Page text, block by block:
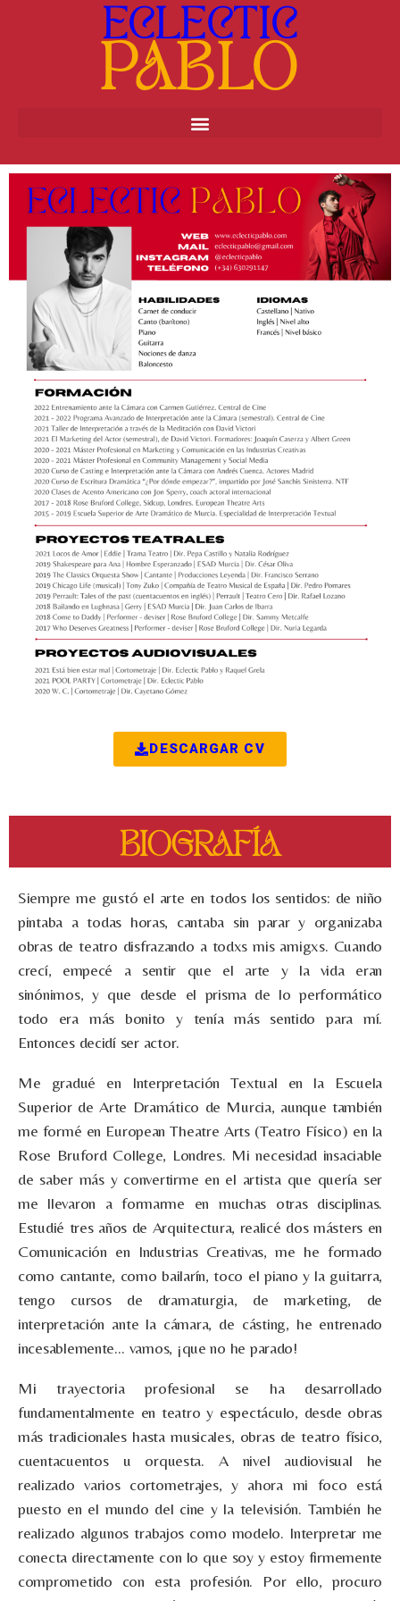
ECLECTIC
PABLO
DESCARGAR CV
BIOGRAFÍA
Siempre me gustó el arte en todos los sentidos: de niño
pintaba a todas horas, cantaba sin parar y organizaba
obras de teatro disfrazando a todxs mis amigxs. Cuando
crecí, empecé a sentir que el arte y la vida eran
sinónimos, y que desde el prisma de lo performático
todo era más bonito y tenía más sentido para mí.
Entonces decidí ser actor.
Me gradué en Interpretación Textual en la Escuela
Superior de Arte Dramático de Murcia, aunque también
me formé en European Theatre Arts (Teatro Físico) en la
Rose Bruford College, Londres. Mi necesidad insaciable
de saber más y convertirme en el artista que quería ser
me llevaron a formarme en muchas otras disciplinas.
Estudié tres años de Arquitectura, realicé dos másters en
Comunicación en Industrias Creativas, me he formado
como cantante, como bailarín, toco el piano y la guitarra,
tengo cursos de dramaturgia, de marketing, de
interpretación ante la cámara, de cásting, he entrenado
incesablemente… vamos, ¡que no he parado!
Mi trayectoria profesional se ha desarrollado
fundamentalmente en teatro y espectáculo, desde obras
más tradicionales hasta musicales, obras de teatro físico,
cuentacuentos u orquesta. A nivel audiovisual he
realizado varios cortometrajes, y ahora mi foco está
puesto en el mundo del cine y la televisión. También he
realizado algunos trabajos como modelo. Interpretar me
conecta directamente con lo que soy y estoy firmemente
comprometido con esta profesión. Por ello, procuro